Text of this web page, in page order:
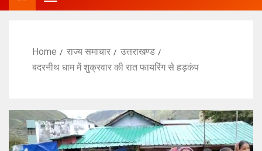
Home राज्य समाचार
उत्तराखण्ड
बदरनीथ धाम में शुक्रवार की रात फायरिंग से हड़कंप